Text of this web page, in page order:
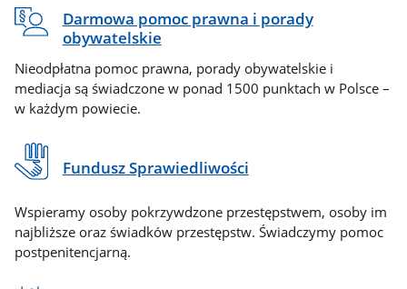
Darmowa pomoc prawna i porady
obywatelskie
Nieodpłatna pomoc prawna, porady obywatelskie i
mediacja są świadczone w ponad 1500 punktach w Polsce –
w każdym powiecie.
Fundusz Sprawiedliwości
Wspieramy osoby pokrzywdzone przestępstwem, osoby im
najbliższe oraz świadków przestępstw. Świadczymy pomoc
postpenitencjarną.